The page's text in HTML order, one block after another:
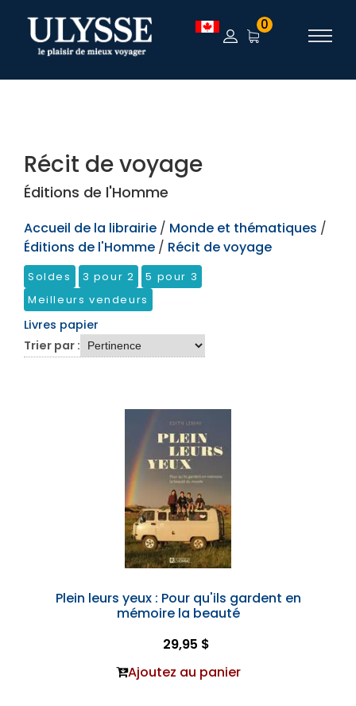
TEST 0
Récit de voyage
Éditions de l'Homme
Accueil de la librairie / Monde et thématiques /
Éditions de l'Homme / Récit de voyage
Soldes 3 pour 2
5 pour 3
Meilleurs vendeurs
Livres papier
Trier par :
Plein leurs yeux : Pour qu'ils gardent en
mémoire la beauté
29,95 $
Ajoutez au panier